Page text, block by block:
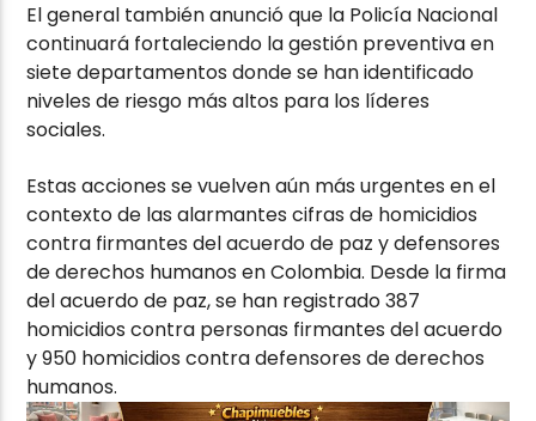
El general también anunció que la Policía Nacional
continuará fortaleciendo la gestión preventiva en
siete departamentos donde se han identificado
niveles de riesgo más altos para los líderes
sociales.
Estas acciones se vuelven aún más urgentes en el
contexto de las alarmantes cifras de homicidios
contra firmantes del acuerdo de paz y defensores
de derechos humanos en Colombia. Desde la firma
del acuerdo de paz, se han registrado 387
homicidios contra personas firmantes del acuerdo
y 950 homicidios contra defensores de derechos
humanos.